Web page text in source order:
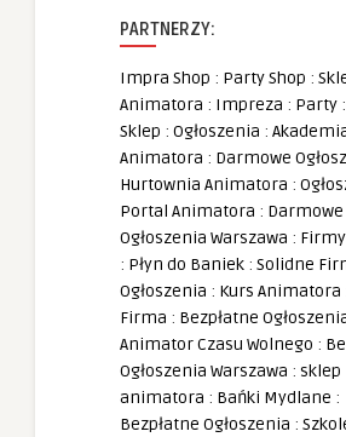
PARTNERZY:
Impra Shop : Party Shop :
Animatora : Impreza : Party :
Sklep : Ogłoszenia :
Animatora : Darmowe
Hurtownia Animatora :
Portal Animatora : Darmowe
Ogłoszenia Warszawa :
: Płyn do Baniek : Solidne
Ogłoszenia : Kurs Animatora
Firma : Bezpłatne
Animator Czasu Wolnego :
Ogłoszenia Warszawa : sklep
animatora : Bańki Mydlane :
Bezpłatne Ogłoszenia :